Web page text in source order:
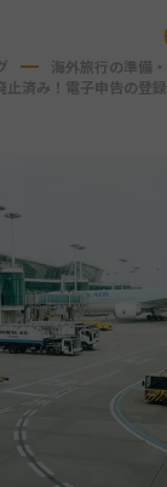
海外旅行の準備
止済み！電子申告の登